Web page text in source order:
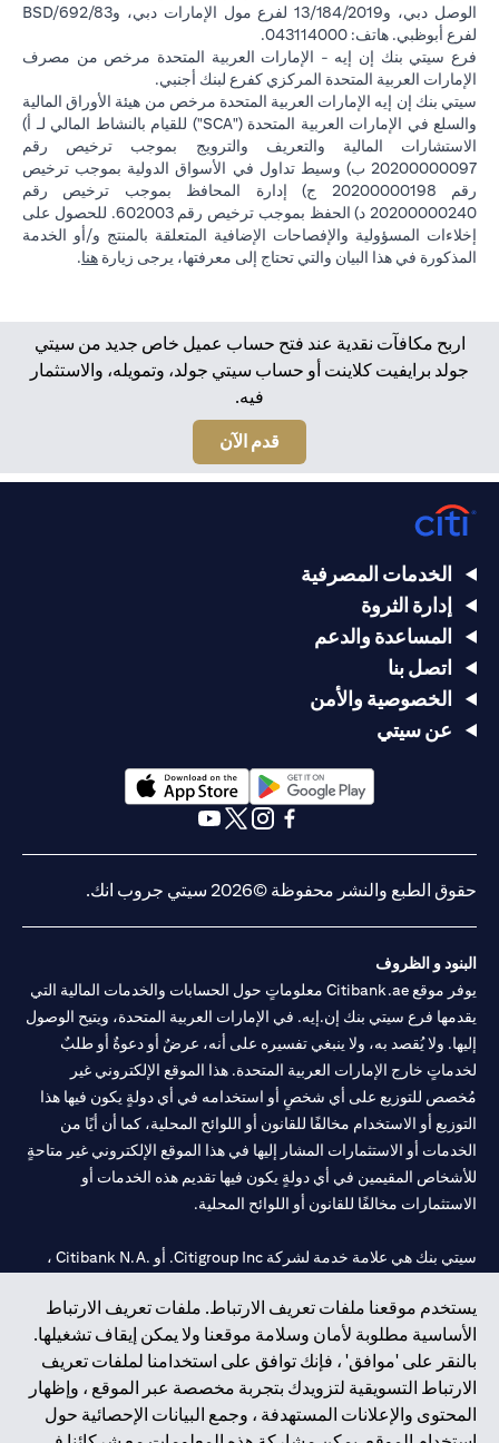
الوصل دبي، و13/184/2019 لفرع مول الإمارات دبي، وBSD/692/83
لفرع أبوظبي. هاتف: 043114000.
فرع سيتي بنك إن إيه - الإمارات العربية المتحدة مرخص من مصرف
الإمارات العربية المتحدة المركزي كفرع لبنك أجنبي.
سيتي بنك إن إيه الإمارات العربية المتحدة مرخص من هيئة الأوراق المالية
والسلع في الإمارات العربية المتحدة ("SCA") للقيام بالنشاط المالي لـ أ)
الاستشارات المالية والتعريف والترويج بموجب ترخيص رقم
20200000097 ب) وسيط تداول في الأسواق الدولية بموجب ترخيص
رقم 20200000198 ج) إدارة المحافظ بموجب ترخيص رقم
20200000240 د) الحفظ بموجب ترخيص رقم 602003. للحصول على
إخلاءات المسؤولية والإفصاحات الإضافية المتعلقة بالمنتج و/أو الخدمة
المذكورة في هذا البيان والتي تحتاج إلى معرفتها، يرجى زيارة هنا.
اربح مكافآت نقدية عند فتح حساب عميل خاص جديد من سيتي
جولد برايفيت كلاينت أو حساب سيتي جولد، وتمويله، والاستثمار
فيه.
قدم الآن
يستخدم موقعنا ملفات تعريف الارتباط. ملفات تعريف الارتباط
الأساسية مطلوبة لأمان وسلامة موقعنا ولا يمكن إيقاف تشغيلها.
بالنقر على 'موافق' ، فإنك توافق على استخدامنا لملفات تعريف
الارتباط التسويقية لتزويدك بتجربة مخصصة عبر الموقع ، وإظهار
المحتوى والإعلانات المستهدفة ، وجمع البيانات الإحصائية حول
الخدمات المصرفية
إدارة الثروة
المساعدة والدعم
اتصل بنا
الخصوصية والأمن
عن سيتي
opens in a new tab
opens in a new tab
حقوق الطبع والنشر محفوظة ©2026 سيتي جروب انك.
البنود و الظروف
يوفر موقع Citibank.ae معلوماتٍ حول الحسابات والخدمات المالية التي
يقدمها فرع سيتي بنك إن.إيه. في الإمارات العربية المتحدة، ويتيح الوصول
إليها. ولا يُقصد به، ولا ينبغي تفسيره على أنه، عرضٌ أو دعوةٌ أو طلبٌ
لخدماتٍ خارج الإمارات العربية المتحدة. هذا الموقع الإلكتروني غير
مُخصص للتوزيع على أي شخصٍ أو استخدامه في أي دولةٍ يكون فيها هذا
التوزيع أو الاستخدام مخالفًا للقانون أو اللوائح المحلية، كما أن أيًا من
الخدمات أو الاستثمارات المشار إليها في هذا الموقع الإلكتروني غير متاحةٍ
للأشخاص المقيمين في أي دولةٍ يكون فيها تقديم هذه الخدمات أو
الاستثمارات مخالفًا للقانون أو اللوائح المحلية.
سيتي بنك هي علامة خدمة لشركة Citigroup Inc. أو .Citibank N.A ،
سيتي بنك إن. إيه. الإمارات مسجل لدى مصرف الإمارات المركزي تحت
أرقام التراخيص 202563 لفرع الوصل في دبي، 531989 لفرع مول
الإمارات في دبي، و CN-1002019 لفرع أبوظبي. هاتف: 4000 311 04.
فرع سيتي بنك إن إيه - الإمارات العربية المتحدة مرخص من مصرف